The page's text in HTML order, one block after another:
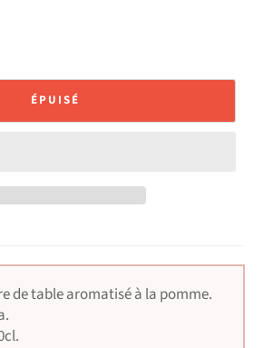
ÉPUISÉ
de table aromatisé à la pomme.